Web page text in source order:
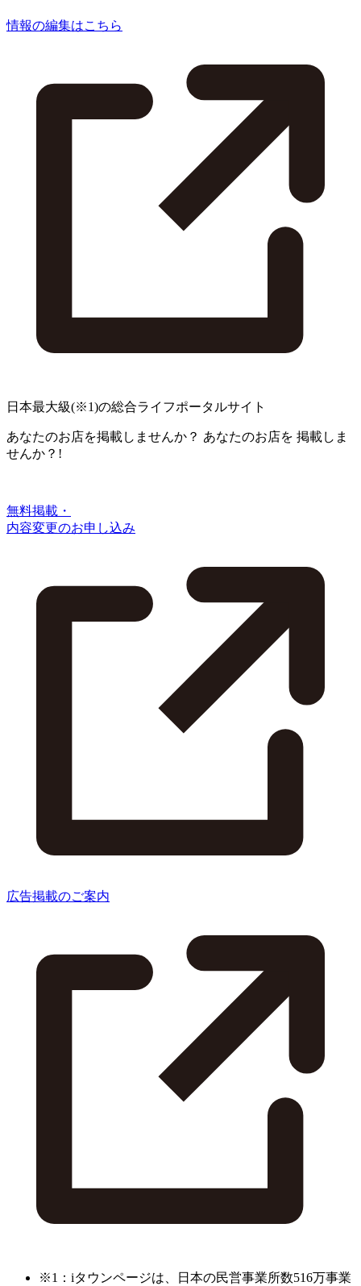
情報の編集はこちら
日本最大級(※1)の総合ライフポータルサイト
あなたのお店を掲載しませんか？ あなたのお店を 掲載しま
せんか？!
無料掲載・
内容変更のお申し込み
広告掲載のご案内
※1：iタウンページは、日本の民営事業所数516万事業